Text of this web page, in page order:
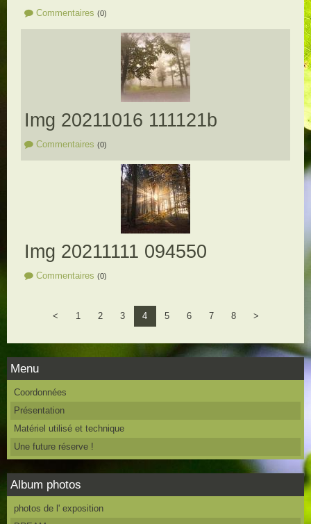
Commentaires (0)
Img 20211016 111121b
Commentaires (0)
Img 20211111 094550
Commentaires (0)
< 1 2 3 4 5 6 7 8 >
Menu
Coordonnées
Présentation
Matériel utilisé et technique
Une future réserve !
Album photos
photos de l' exposition